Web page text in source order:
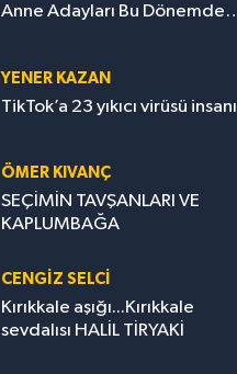
Anne Adayları Bu Dönemde
YENER KAZAN
TikTok’a 23 yıkıcı virüsü insanı
ÖMER KIVANÇ
SEÇİMİN TAVŞANLARI VE
KAPLUMBAĞA
CENGİZ SELCİ
Kırıkkale aşığı...Kırıkkale
sevdalısı HALİL TİRYAKİ